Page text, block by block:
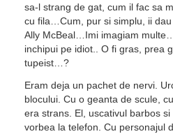
sa-l strang de gat, cum il fac sa
cu fila…Cum, pur si simplu, ii
Ally McBeal…Imi imagiam
inchipui pe idiot.. O fi gras, prea
tupeist…?
Eram deja un pachet de nervi.
blocului. Cu o geanta de scule,
era strans. El, uscativul barbos
vorbea la telefon. Cu personajul